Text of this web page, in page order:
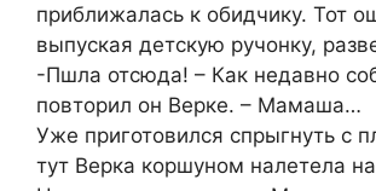
приближалась к обидчику. Тот
выпуская детскую ручонку,
-Пшла отсюда! – Как недавно
повторил он Верке. – Мамаша…
Уже приготовился спрыгнуть с
тут Верка коршуном налетела